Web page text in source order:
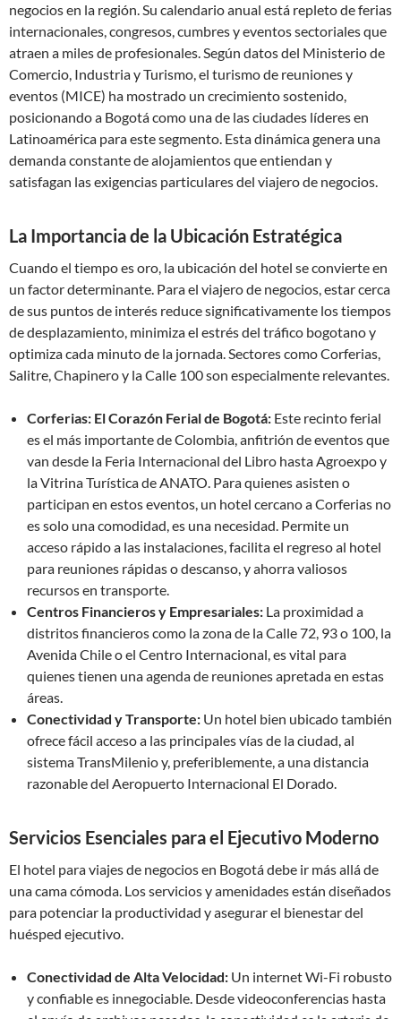
negocios en la región. Su calendario anual está repleto de ferias
internacionales, congresos, cumbres y eventos sectoriales que
atraen a miles de profesionales. Según datos del Ministerio de
Comercio, Industria y Turismo, el turismo de reuniones y
eventos (MICE) ha mostrado un crecimiento sostenido,
posicionando a Bogotá como una de las ciudades líderes en
Latinoamérica para este segmento. Esta dinámica genera una
demanda constante de alojamientos que entiendan y
satisfagan las exigencias particulares del viajero de negocios.
La Importancia de la Ubicación Estratégica
Cuando el tiempo es oro, la ubicación del hotel se convierte en
un factor determinante. Para el viajero de negocios, estar cerca
de sus puntos de interés reduce significativamente los tiempos
de desplazamiento, minimiza el estrés del tráfico bogotano y
optimiza cada minuto de la jornada. Sectores como Corferias,
Salitre, Chapinero y la Calle 100 son especialmente relevantes.
Corferias: El Corazón Ferial de Bogotá: Este recinto ferial
es el más importante de Colombia, anfitrión de eventos que
van desde la Feria Internacional del Libro hasta Agroexpo y
la Vitrina Turística de ANATO. Para quienes asisten o
participan en estos eventos, un hotel cercano a Corferias no
es solo una comodidad, es una necesidad. Permite un
acceso rápido a las instalaciones, facilita el regreso al hotel
para reuniones rápidas o descanso, y ahorra valiosos
recursos en transporte.
Centros Financieros y Empresariales: La proximidad a
distritos financieros como la zona de la Calle 72, 93 o 100, la
Avenida Chile o el Centro Internacional, es vital para
quienes tienen una agenda de reuniones apretada en estas
áreas.
Conectividad y Transporte: Un hotel bien ubicado también
ofrece fácil acceso a las principales vías de la ciudad, al
sistema TransMilenio y, preferiblemente, a una distancia
razonable del Aeropuerto Internacional El Dorado.
Servicios Esenciales para el Ejecutivo Moderno
El hotel para viajes de negocios en Bogotá debe ir más allá de
una cama cómoda. Los servicios y amenidades están diseñados
para potenciar la productividad y asegurar el bienestar del
huésped ejecutivo.
Conectividad de Alta Velocidad: Un internet Wi-Fi robusto
y confiable es innegociable. Desde videoconferencias hasta